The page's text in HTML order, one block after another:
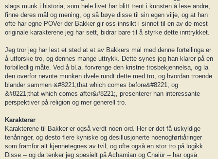
slags munk i historia, som hele livet har blitt trent i kunsten å lese andre,
finne deres mål og mening, og så bøye disse til sin egen vilje, og at han
ofte har egne POVer der Bakker gir oss innsikt i sinnet til en av de mest
originale karakterene jeg har sett, bidrar bare til å styrke dette inntrykket.
Jeg tror jeg har lest et sted at et av Bakkers mål med denne fortellinga er
å utforske tro, og dennes mange uttrykk. Dette synes jeg han klarer på en
forbilledlig måte. Ved å bl.a. forvrenge den kristne trosbekjennelsa, og la
den overfor nevnte munken dvele rundt dette med tro, og hvordan troende
blander sammen &#8221;that which comes before&#8221; og
&#8221;that which comes after&#8221;, presenterer han interessante
perspektiver på religion og mer generell tro.
Karakterar
Karakterene til Bakker er også verdt noen ord. Her er det få uskyldige
tenåringer, og desto flere kyniske og desillusjonerte noenogførtiåringer
som framfor alt kjennetegnes av tvil, og ofte også en stor tro på logikk.
Disse -- og da tenker jeg spesielt på Achamian og Cnaiür -- har også